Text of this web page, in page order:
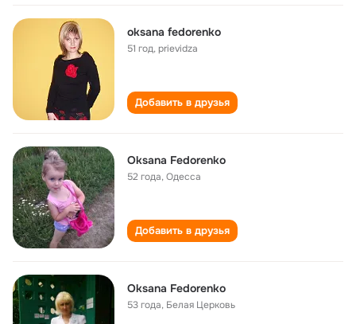
oksana fedorenko
51 год,prievidza
Добавить в друзья
Oksana Fedorenko
52 года,Одесса
Добавить в друзья
Oksana Fedorenko
53 года, Белая Церковь